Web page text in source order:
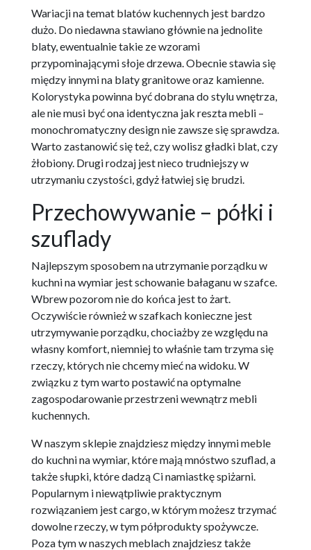
Wariacji na temat blatów kuchennych jest bardzo
dużo. Do niedawna stawiano głównie na jednolite
blaty, ewentualnie takie ze wzorami
przypominającymi słoje drzewa. Obecnie stawia się
między innymi na blaty granitowe oraz kamienne.
Kolorystyka powinna być dobrana do stylu wnętrza,
ale nie musi być ona identyczna jak reszta mebli –
monochromatyczny design nie zawsze się sprawdza.
Warto zastanowić się też, czy wolisz gładki blat, czy
żłobiony. Drugi rodzaj jest nieco trudniejszy w
utrzymaniu czystości, gdyż łatwiej się brudzi.
Przechowywanie – półki i
szuflady
Najlepszym sposobem na utrzymanie porządku w
kuchni na wymiar jest schowanie bałaganu w szafce.
Wbrew pozorom nie do końca jest to żart.
Oczywiście również w szafkach konieczne jest
utrzymywanie porządku, chociażby ze względu na
własny komfort, niemniej to właśnie tam trzyma się
rzeczy, których nie chcemy mieć na widoku. W
związku z tym warto postawić na optymalne
zagospodarowanie przestrzeni wewnątrz mebli
kuchennych.
W naszym sklepie znajdziesz między innymi meble
do kuchni na wymiar, które mają mnóstwo szuflad, a
także słupki, które dadzą Ci namiastkę spiżarni.
Popularnym i niewątpliwie praktycznym
rozwiązaniem jest cargo, w którym możesz trzymać
dowolne rzeczy, w tym półprodukty spożywcze.
Poza tym w naszych meblach znajdziesz także